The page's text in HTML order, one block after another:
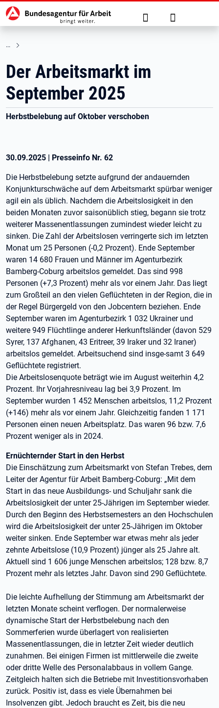
zu den Hauptinhalten springen
Hauptnavigation Suche Anmelden
Der Arbeitsmarkt im
September 2025
Herbstbelebung auf Oktober verschoben
30.09.2025 | Presseinfo Nr. 62
Die Herbstbelebung setzte aufgrund der andauernden
Konjunkturschwäche auf dem Arbeitsmarkt spürbar weniger
agil ein als üblich. Nachdem die Arbeitslosigkeit in den
beiden Monaten zuvor saisonüblich stieg, begann sie trotz
weiterer Massenentlassungen zumindest wieder leicht zu
sinken. Die Zahl der Arbeitslosen verringerte sich im letzten
Monat um 25 Personen (-0,2 Prozent). Ende September
waren 14 680 Frauen und Männer im Agenturbezirk
Bamberg-Coburg arbeitslos gemeldet. Das sind 998
Personen (+7,3 Prozent) mehr als vor einem Jahr. Das liegt
zum Großteil an den vielen Geflüchteten in der Region, die in
der Regel Bürgergeld von den Jobcentern beziehen. Ende
September waren im Agenturbezirk 1 032 Ukrainer und
weitere 949 Flüchtlinge anderer Herkunftsländer (davon 529
Syrer, 137 Afghanen, 43 Eritreer, 39 Iraker und 32 Iraner)
arbeitslos gemeldet. Arbeitsuchend sind insge-samt 3 649
Geflüchtete registriert.
Die Arbeitslosenquote beträgt wie im August weiterhin 4,2
Prozent. Ihr Vorjahresniveau lag bei 3,9 Prozent. Im
September wurden 1 452 Menschen arbeitslos, 11,2 Prozent
(+146) mehr als vor einem Jahr. Gleichzeitig fanden 1 171
Personen einen neuen Arbeitsplatz. Das waren 96 bzw. 7,6
Prozent weniger als in 2024.
Ernüchternder Start in den Herbst
Die Einschätzung zum Arbeitsmarkt von Stefan Trebes, dem
Leiter der Agentur für Arbeit Bamberg-Coburg: „Mit dem
Start in das neue Ausbildungs- und Schuljahr sank die
Arbeitslosigkeit der unter 25-Jährigen im September wieder.
Durch den Beginn des Herbstsemesters an den Hochschulen
wird die Arbeitslosigkeit der unter 25-Jährigen im Oktober
weiter sinken. Ende September war etwas mehr als jeder
zehnte Arbeitslose (10,9 Prozent) jünger als 25 Jahre alt.
Aktuell sind 1 606 junge Menschen arbeitslos; 128 bzw. 8,7
Prozent mehr als letztes Jahr. Davon sind 290 Geflüchtete.
Die leichte Aufhellung der Stimmung am Arbeitsmarkt der
letzten Monate scheint verflogen. Der normalerweise
dynamische Start der Herbstbelebung nach den
Sommerferien wurde überlagert von realisierten
Massenentlassungen, die in letzter Zeit wieder deutlich
zunahmen. Bei einigen Firmen ist mittlerweile die zweite
oder dritte Welle des Personalabbaus in vollem Gange.
Zeitgleich halten sich die Betriebe mit Investitionsvorhaben
zurück. Positiv ist, dass es viele Übernahmen bei
Insolvenzen gibt. Jedoch braucht es Zeit, bis die neu